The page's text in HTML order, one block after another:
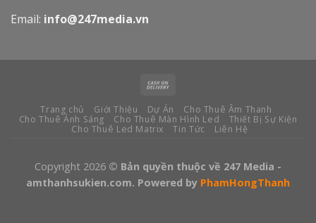
Email: info@247media.vn
Trang chủ Giới Thiệu Dự Án
Cho Thuê Âm Thanh
Cho Thuê Ánh Sáng
Cho Thuê Màn Hình Led
Thiết Bị Sự Kiện
Cho Thuê Led Matrix
Tin Tức Liên Hệ
Copyright 2026 © Bản quyền thuộc về 247 Media -
amthanhsukien.com. Powered by PhamHongThanh